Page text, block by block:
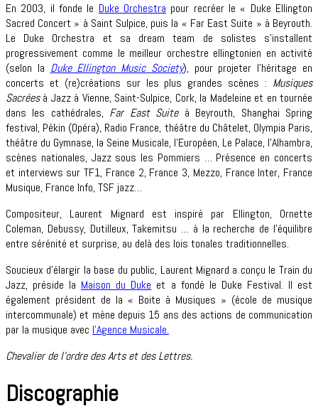
En 2003, il fonde le Duke Orchestra pour recréer le « Duke Ellington
Sacred Concert » à Saint Sulpice, puis la « Far East Suite » à Beyrouth.
Le Duke Orchestra et sa dream team de solistes s’installent
progressivement comme le meilleur orchestre ellingtonien en activité
(selon la Duke Ellington Music Society), pour projeter l’héritage en
concerts et (re)créations sur les plus grandes scènes : Musiques
Sacréesà Jazz à Vienne, Saint-Sulpice, Cork, la Madeleine et en tournée
dans les cathédrales, Far East Suiteà Beyrouth, Shanghai Spring
festival, Pékin (Opéra), Radio France, théâtre du Châtelet, Olympia Paris,
théâtre du Gymnase, la Seine Musicale, l’Européen, Le Palace, l’Alhambra,
scènes nationales, Jazz sous les Pommiers … Présence en concerts
et interviews sur TF1, France 2, France 3, Mezzo, France Inter, France
Musique, France Info, TSF jazz…
Compositeur, Laurent Mignard est inspiré par Ellington, Ornette
Coleman, Debussy, Dutilleux, Takemitsu … à la recherche de l’équilibre
entre sérénité et surprise, au delà des lois tonales traditionnelles.
Soucieux d’élargir la base du public, Laurent Mignard a conçu le Train du
Jazz, préside la Maison du Duke et a fondé le Duke Festival. Il est
également président de la « Boite à Musiques » (école de musique
intercommunale) et mène depuis 15 ans des actions de communication
par la musique avec l’Agence Musicale.
Chevalier de l’ordre des Arts et des Lettres.
Discographie